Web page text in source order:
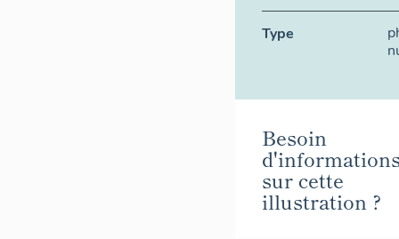
Type
Besoin
sur cette
illustration ?